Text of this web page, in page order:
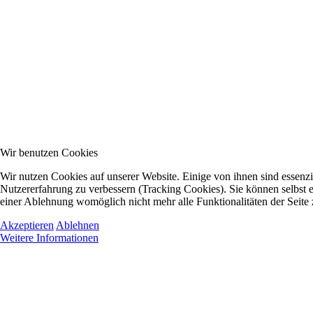
Wir benutzen Cookies
Wir nutzen Cookies auf unserer Website. Einige von ihnen sind
Nutzererfahrung zu verbessern (Tracking Cookies). Sie können selbst
einer Ablehnung womöglich nicht mehr alle Funktionalitäten der Seite
Akzeptieren Ablehnen
Weitere Informationen